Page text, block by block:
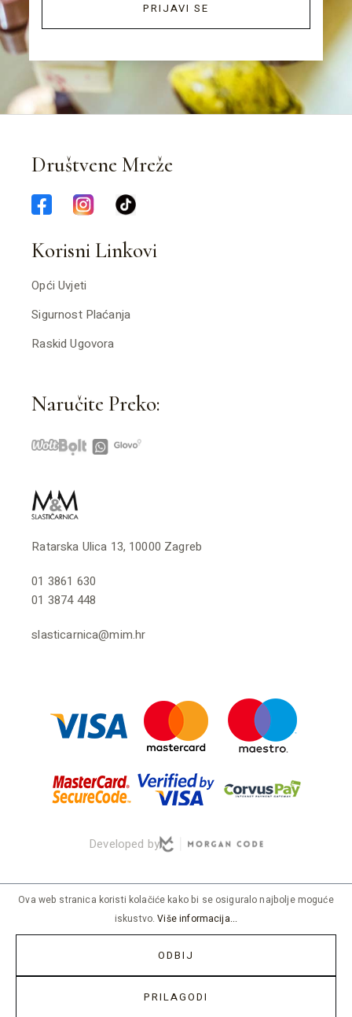
PRIJAVI SE
Društvene Mreže
Korisni Linkovi
Opći Uvjeti
Sigurnost Plaćanja
Raskid Ugovora
Naručite Preko:
Ratarska Ulica 13, 10000 Zagreb
01 3861 630
01 3874 448
slasticarnica@mim.hr
Developed by
Ova web stranica koristi kolačiće kako bi se osiguralo najbolje moguće
iskustvo.Više informacija...
ODBIJ
PRILAGODI